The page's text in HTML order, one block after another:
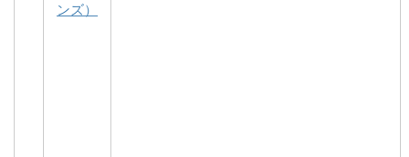
ンズ）